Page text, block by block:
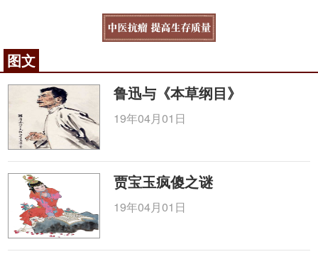
图文
鲁迅与《本草纲目》
19年04月01日
贾宝玉疯傻之谜
19年04月01日